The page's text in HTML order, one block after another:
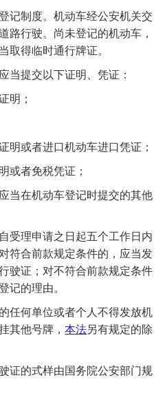
记制度。机动车经公安机关交
路行驶。尚未登记的机动车，
取得临时通行牌证。
当提交以下证明、凭证：
明；
明或者进口机动车进口凭证；
或者免税凭证；
当在机动车登记时提交的其他
受理申请之日起五个工作日内
符合前款规定条件的，应当发
驶证；对不符合前款规定条件
记的理由。
任何单位或者个人不得发放机
其他号牌，本法另有规定的除
证的式样由国务院公安部门规